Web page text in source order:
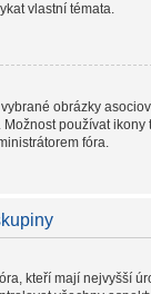
vlastní témata.
obrázky
používat ikony
fóra.
kteří mají nejvyšší